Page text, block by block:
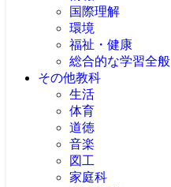
国際理解
環境
福祉・健康
総合的な学習全般
その他教科
生活
体育
道徳
音楽
図工
家庭科